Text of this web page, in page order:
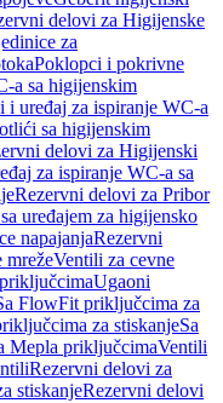
delovi za Higijenske
za
Poklopci i pokrivne
a sa higijenskim
uređaj za ispiranje WC-a
sa higijenskim
delovi za Higijenski
za ispiranje WC-a sa
Rezervni delovi za Pribor
uređajem za higijensko
napajanjaRezervni
mrežeVentili za cevne
Ugaoni
FlowFit priključcima za
za stiskanjeSa
Mepla priključcimaVentili
Rezervni delovi za
stiskanjeRezervni delovi